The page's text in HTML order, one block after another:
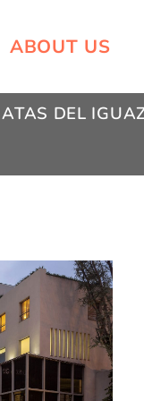
ABOUT US
DEL